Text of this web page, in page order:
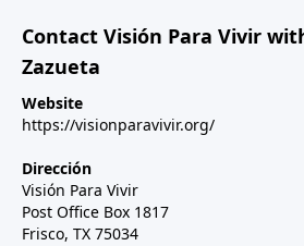
Contact Visión Para Vivir
Zazueta
Website
https://visionparavivir.org/
Dirección
Visión Para Vivir
Post Office Box 1817
Frisco, TX 75034